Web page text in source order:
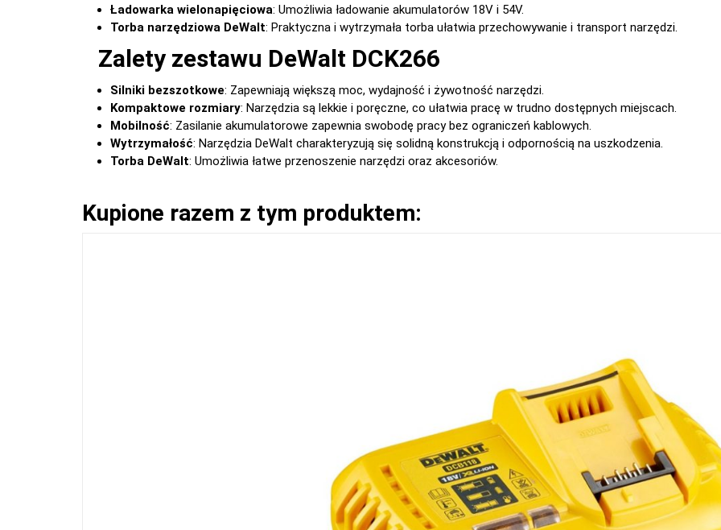
Ładowarka wielonapięciowa: Umożliwia ładowanie akumulatorów 18V i 54V.
Torba narzędziowa DeWalt: Praktyczna i wytrzymała torba ułatwia przechowywanie i transport narzędzi.
Zalety zestawu DeWalt DCK266
Silniki bezszotkowe: Zapewniają większą moc, wydajność i żywotność narzędzi.
Kompaktowe rozmiary: Narzędzia są lekkie i poręczne, co ułatwia pracę w trudno dostępnych miejscach.
Mobilność: Zasilanie akumulatorowe zapewnia swobodę pracy bez ograniczeń kablowych.
Wytrzymałość: Narzędzia DeWalt charakteryzują się solidną konstrukcją i odpornością na uszkodzenia.
Torba DeWalt: Umożliwia łatwe przenoszenie narzędzi oraz akcesoriów.
Kupione razem z tym produktem: